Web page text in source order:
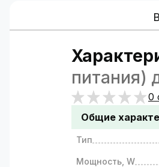
питания)
0
Общие
Тип
Мощность, W